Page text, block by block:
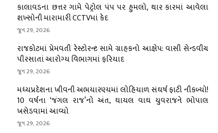
કાલાવડના છત્તર ગામે પેટ્રોલ પંપ પર હુમલો, થાર કારમાં આવેલા
શખ્સોની મારામારી CCTVમાં કેદ
જૂન 29, 2026
રાજકોટમાં પ્રેમવતી રેસ્ટોરન્ટ સામે ગ્રાહકનો આક્ષેપ: વાસી સેન્ડવીચ
પીરસાતાં આરોગ્ય વિભાગમાં ફરિયાદ
જૂન 29, 2026
મધ્યપ્રદેશના ખીવની અભયારણ્યમાં લોહિયાળ સંઘર્ષ ફાટી નીકળ્યો!
10 વર્ષના ‘જંગલ રાજ’નો અંત, ઘાયલ વાઘ યુવરાજને ભોપાલ
ખસેડવામાં આવ્યો
જૂન 29, 2026